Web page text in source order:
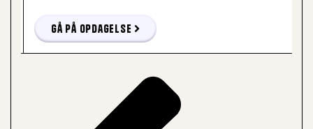
Gå på opdagelse